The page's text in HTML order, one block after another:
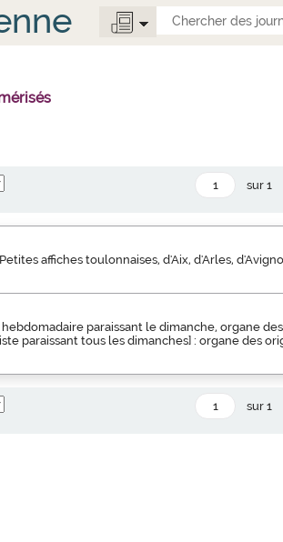
sur 1
affiches toulonnaises, d'Aix, d'Arles,
paraissant le dimanche, organe
paraissant tous les dimanches] : organe des
sur 1